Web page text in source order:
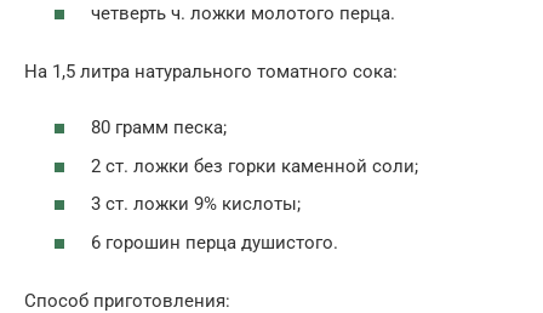
четверть ч. ложки молотого перца.
На 1,5 литра натурального томатного сока:
80 грамм песка;
2 ст. ложки без горки каменной соли;
3 ст. ложки 9% кислоты;
6 горошин перца душистого.
Способ приготовления: